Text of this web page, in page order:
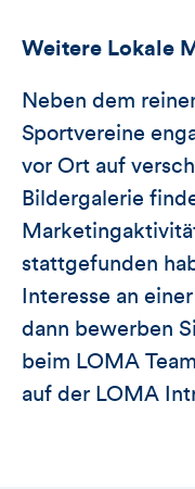
Weitere Lokale
Neben dem
Sportvereine
vor Ort auf
Bildergalerie
stattgefunden
Interesse an
dann bewerben
beim LOMA
auf der LOMA